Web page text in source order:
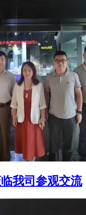
我司参观交流